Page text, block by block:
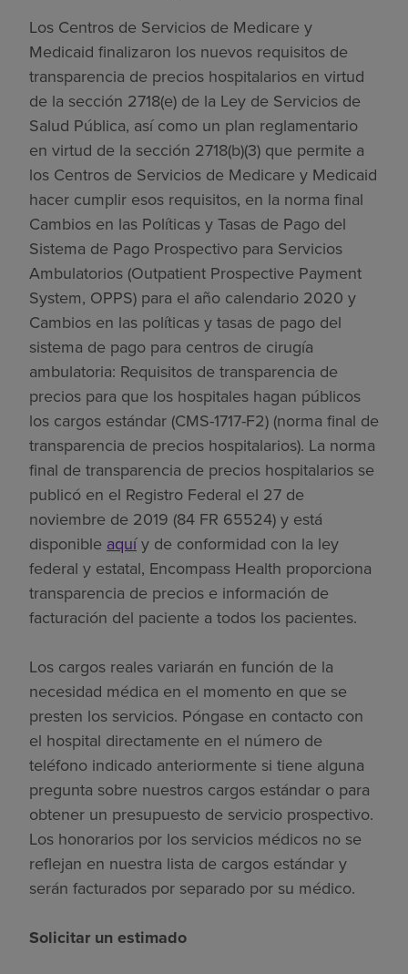
Los Centros de Servicios de Medicare y
Medicaid finalizaron los nuevos requisitos de
transparencia de precios hospitalarios en virtud
de la sección 2718(e) de la Ley de Servicios de
Salud Pública, así como un plan reglamentario
en virtud de la sección 2718(b)(3) que permite a
los Centros de Servicios de Medicare y Medicaid
hacer cumplir esos requisitos, en la norma final
Cambios en las Políticas y Tasas de Pago del
Sistema de Pago Prospectivo para Servicios
Ambulatorios (Outpatient Prospective Payment
System, OPPS) para el año calendario 2020 y
Cambios en las políticas y tasas de pago del
sistema de pago para centros de cirugía
ambulatoria: Requisitos de transparencia de
precios para que los hospitales hagan públicos
los cargos estándar (CMS-1717-F2) (norma final de
transparencia de precios hospitalarios). La norma
final de transparencia de precios hospitalarios se
publicó en el Registro Federal el 27 de
noviembre de 2019 (84 FR 65524) y está
disponible aquíy de conformidad con la ley
federal y estatal, Encompass Health proporciona
transparencia de precios e información de
facturación del paciente a todos los pacientes.
Los cargos reales variarán en función de la
necesidad médica en el momento en que se
presten los servicios. Póngase en contacto con
el hospital directamente en el número de
teléfono indicado anteriormente si tiene alguna
pregunta sobre nuestros cargos estándar o para
obtener un presupuesto de servicio prospectivo.
Los honorarios por los servicios médicos no se
reflejan en nuestra lista de cargos estándar y
serán facturados por separado por su médico.
Solicitar un estimado